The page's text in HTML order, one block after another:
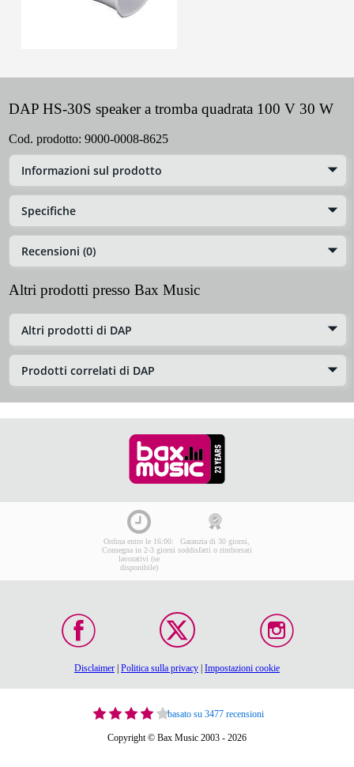
DAP HS-30S speaker a tromba quadrata 100 V 30 W
Cod. prodotto: 9000-0008-8625
Informazioni sul prodotto
Specifiche
Recensioni (0)
Altri prodotti presso Bax Music
Altri prodotti di DAP
Prodotti correlati di DAP
Ordina entro le 16:00:
Consegna in 2-3 giorni
lavorativi (se
disponibile)
Garanzia di 30 giorni,
soddisfatti o rimborsati
Disclaimer | Politica sulla privacy | Impostazioni cookie
basato su 3477 recensioni
Copyright © Bax Music 2003 - 2026